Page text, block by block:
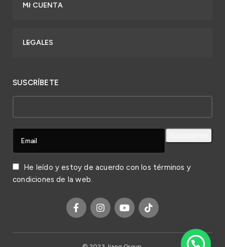
MI CUENTA
LEGALES
SUSCRÍBETE
He leído y estoy de acuerdo con los términos y
condiciones de la web.